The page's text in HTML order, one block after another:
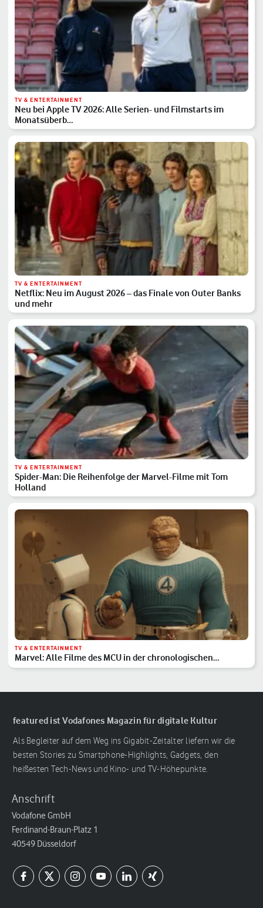
TV & ENTERTAINMENT
Neu bei Apple TV 2026: Alle Serien- und Filmstarts im
Monatsüberb…
TV & ENTERTAINMENT
Netflix: Neu im August 2026 – das Finale von Outer Banks
und mehr
TV & ENTERTAINMENT
Spider-Man: Die Reihenfolge der Marvel-Filme mit Tom
Holland
TV & ENTERTAINMENT
Marvel: Alle Filme des MCU in der chronologischen
Reihenfolge
featured ist Vodafones Magazin für digitale Kultur
Als Begleiter auf dem Weg ins Gigabit-Zeitalter liefern wir die
besten Stories zu Smartphone-Highlights, Gadgets, den
heißesten Tech-News und Kino- und TV-Höhepunkte.
Anschrift
Vodafone GmbH
Ferdinand-Braun-Platz 1
40549 Düsseldorf